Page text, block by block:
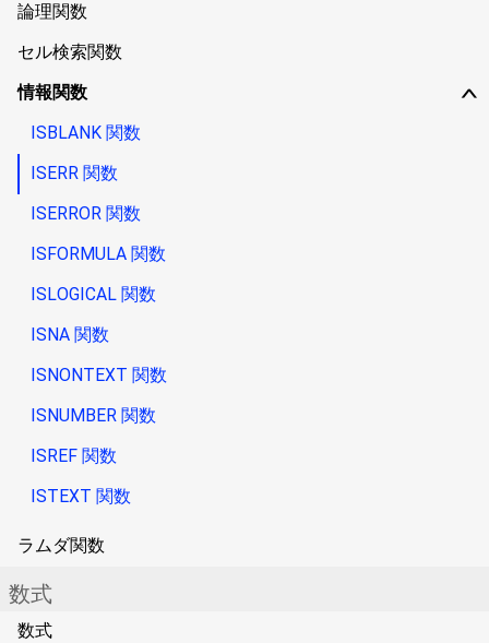
論理関数
セル検索関数
∨
情報関数
ISBLANK 関数
ISERR 関数
ISERROR 関数
ISFORMULA 関数
ISLOGICAL 関数
ISNA 関数
ISNONTEXT 関数
ISNUMBER 関数
ISREF 関数
ISTEXT 関数
ラムダ関数
数式
数式